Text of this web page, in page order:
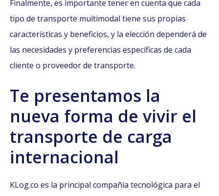
Finalmente, es importante tener en cuenta que cada
tipo de transporte multimodal tiene sus propias
características y beneficios, y la elección dependerá de
las necesidades y preferencias específicas de cada
cliente o proveedor de transporte.
Te presentamos la
nueva forma de vivir el
transporte de carga
internacional
KLog.co es la principal compañía tecnológica para el